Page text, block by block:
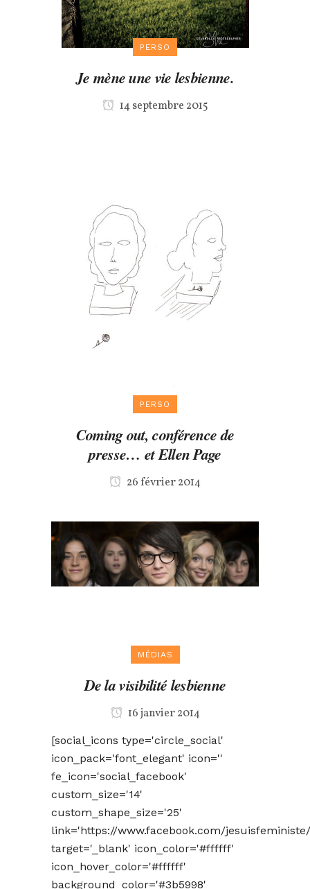
PERSO
Je mène une vie lesbienne.
14 septembre 2015
PERSO
Coming out, conférence de
presse… et Ellen Page
26 février 2014
MÉDIAS
De la visibilité lesbienne
16 janvier 2014
[social_icons type='circle_social'
icon_pack='font_elegant' icon=''
fe_icon='social_facebook'
custom_size='14'
custom_shape_size='25'
link='https://www.facebook.com/
target='_blank' icon_color='#ffffff'
icon_hover_color='#ffffff'
background_color='#3b5998'